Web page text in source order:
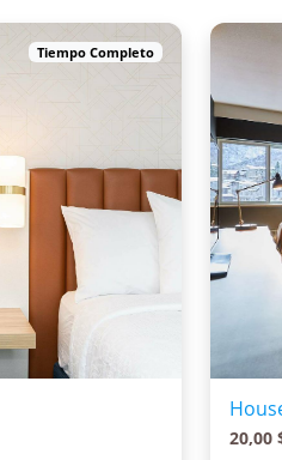
Tiempo Completo
20,00